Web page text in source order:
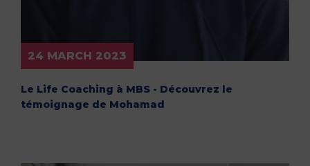
24 MARCH 2023
Le Life Coaching à MBS - Découvrez le
témoignage de Mohamad